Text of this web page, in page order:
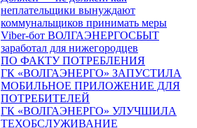
неплательщики вынуждают
коммунальщиков принимать меры
Viber-бот ВОЛГАЭНЕРГОСБЫТ
заработал для нижегородцев
ПО ФАКТУ ПОТРЕБЛЕНИЯ
ГК «ВОЛГАЭНЕРГО» ЗАПУСТИЛА
МОБИЛЬНОЕ ПРИЛОЖЕНИЕ ДЛЯ
ПОТРЕБИТЕЛЕЙ
ГК «ВОЛГАЭНЕРГО» УЛУЧШИЛА
ТЕХОБСЛУЖИВАНИЕ